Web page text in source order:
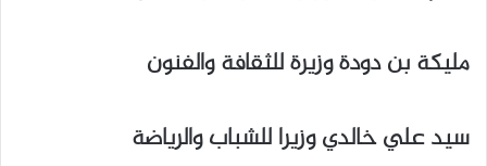
مليكة بن دودة وزيرة للثقافة والفنون
سيد علي خالدي وزيرا للشباب والرياضة